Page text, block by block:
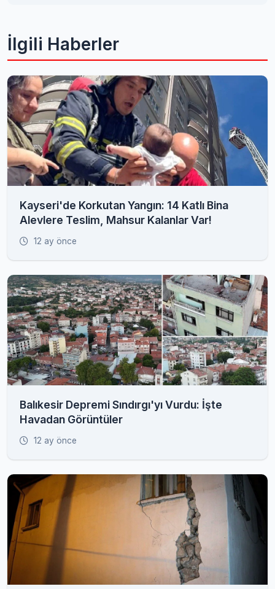
İlgili Haberler
Kayseri'de Korkutan Yangın: 14 Katlı Bina
Alevlere Teslim, Mahsur Kalanlar Var!
12 ay önce
Balıkesir Depremi Sındırgı'yı Vurdu: İşte
Havadan Görüntüler
12 ay önce